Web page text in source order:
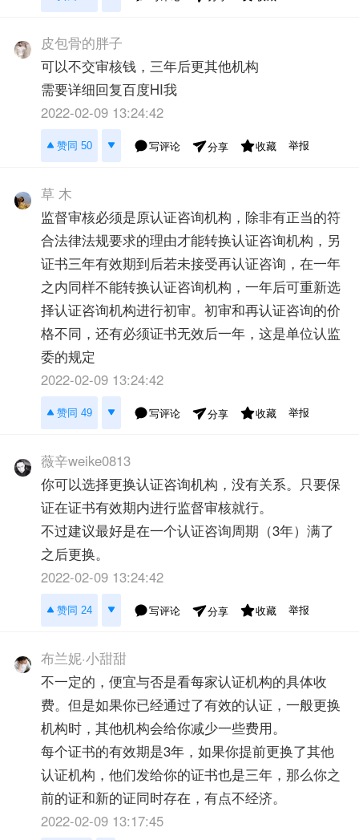
皮包骨的胖子
可以不交审核钱，三年后更其他机构
需要详细回复百度HI我
2022-02-09 13:24:42
赞同 50 写评论 分享 收藏 举报
草 木
监督审核必须是原认证咨询机构，除非有正当的符
合法律法规要求的理由才能转换认证咨询机构，另
证书三年有效期到后若未接受再认证咨询，在一年
之内同样不能转换认证咨询机构，一年后可重新选
择认证咨询机构进行初审。初审和再认证咨询的价
格不同，还有必须证书无效后一年，这是单位认监
委的规定
2022-02-09 13:24:42
赞同 49 写评论 分享 收藏 举报
薇辛weike0813
你可以选择更换认证咨询机构，没有关系。只要保
证在证书有效期内进行监督审核就行。
不过建议最好是在一个认证咨询周期（3年）满了
之后更换。
2022-02-09 13:24:42
赞同 24 写评论 分享 收藏 举报
布兰妮·小甜甜
不一定的，便宜与否是看每家认证机构的具体收
费。但是如果你已经通过了有效的认证，一般更换
机构时，其他机构会给你减少一些费用。
每个证书的有效期是3年，如果你提前更换了其他
认证机构，他们发给你的证书也是三年，那么你之
前的证和新的证同时存在，有点不经济。
2022-02-09 13:17:45